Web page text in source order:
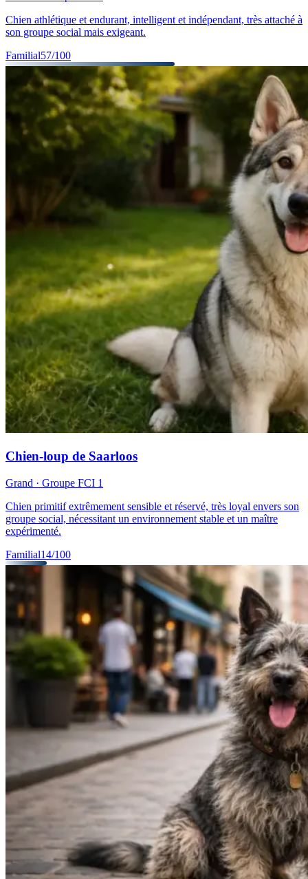
Chien athlétique et endurant, intelligent et indépendant, très attaché à
son groupe social mais exigeant.
Familial57/100
Chien-loup de Saarloos
Grand · Groupe FCI 1
Chien primitif extrêmement sensible et réservé, très loyal envers son
groupe social, nécessitant un environnement stable et un maître
expérimenté.
Familial14/100